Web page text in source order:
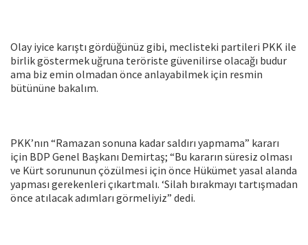
Olay iyice karıştı gördüğünüz gibi, meclisteki partileri PKK ile
birlik göstermek uğruna teröriste güvenilirse olacağı budur
ama biz emin olmadan önce anlayabilmek için resmin
bütününe bakalım.
PKK’nın “Ramazan sonuna kadar saldırı yapmama” kararı
için BDP Genel Başkanı Demirtaş; “Bu kararın süresiz olması
ve Kürt sorununun çözülmesi için önce Hükümet yasal alanda
yapması gerekenleri çıkartmalı. ‘Silah bırakmayı tartışmadan
önce atılacak adımları görmeliyiz” dedi.